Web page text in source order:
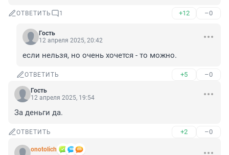
ОТВЕТИТЬ 1 +12 –0
Гость
12 апреля 2025, 20:42
если нельзя, но очень хочется - то можно.
ОТВЕТИТЬ +5 –0
Гость
12 апреля 2025, 19:54
За деньги да.
ОТВЕТИТЬ +2 –0
onotolich